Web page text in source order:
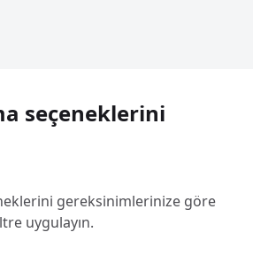
seçeneklerini
gereksinimlerinize göre
uygulayın.